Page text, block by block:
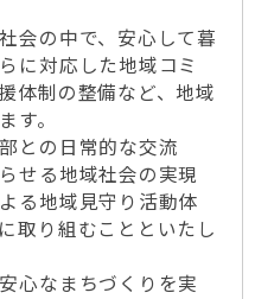
会の中で、安心して暮
に対応した地域コミ
体制の整備など、地域
す。
との日常的な交流
せる地域社会の実現
る地域見守り活動体
取り組むことといたし
心なまちづくりを実